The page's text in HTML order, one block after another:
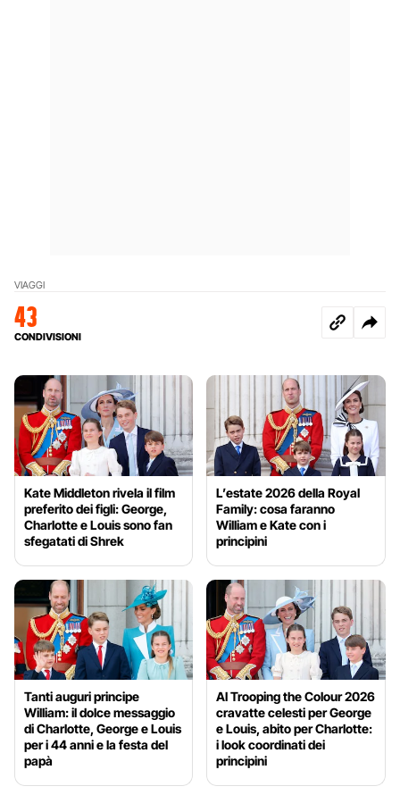
VIAGGI
43
CONDIVISIONI
Kate Middleton rivela il film
preferito dei figli: George,
Charlotte e Louis sono fan
sfegatati di Shrek
L’estate 2026 della Royal
Family: cosa faranno
William e Kate con i
principini
Tanti auguri principe
William: il dolce messaggio
di Charlotte, George e Louis
per i 44 anni e la festa del
papà
Al Trooping the Colour 2026
cravatte celesti per George
e Louis, abito per Charlotte:
i look coordinati dei
principini